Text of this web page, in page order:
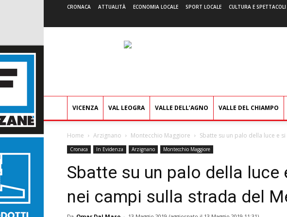
CRONACA ATTUALITÀ ECONOMIA LOCALE SPORT LOCALE CULTURA E SPETTACOLI
VICENZA VAL LEOGRA VALLE DELL’AGNO VALLE DEL CHIAMPO
Home Arzignano Montecchio Maggiore Sbatte su un palo della luce e
Cronaca In Evidenza Arzignano Montecchio Maggiore
Sbatte su un palo della luce
nei campi sulla strada del